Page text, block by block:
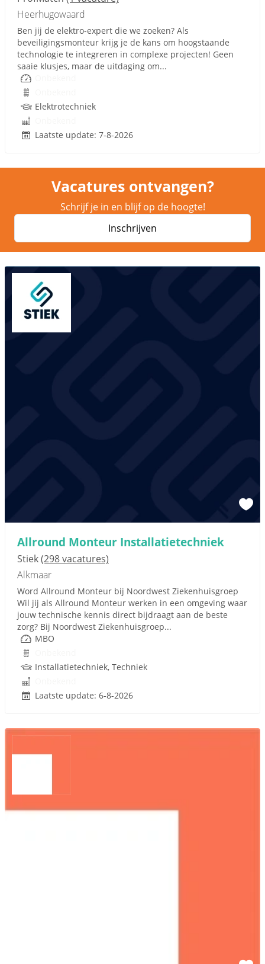
Heerhugowaard
Ben jij de elektro-expert die we zoeken? Als
beveiligingsmonteur krijg je de kans om hoogstaande
technologie te integreren in complexe projecten! Geen
saaie klusjes, maar de uitdaging om...
Elektrotechniek
Laatste update: 7-8-2026
Vacatures ontvangen?
Schrijf je in en blijf op de hoogte!
Inschrijven
Allround Monteur Installatietechniek
Stiek(298 vacatures)
Alkmaar
Word Allround Monteur bij Noordwest Ziekenhuisgroep
Wil jij als Allround Monteur werken in een omgeving waar
jouw technische kennis direct bijdraagt aan de beste
zorg? Bij Noordwest Ziekenhuisgroep...
MBO
Installatietechniek, Techniek
Laatste update: 6-8-2026